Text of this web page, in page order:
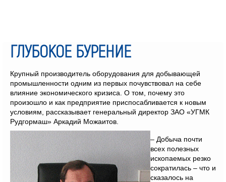
ГЛУБОКОЕ БУРЕНИЕ
Крупный производитель оборудования для добывающей
промышленности одним из первых почувствовал на себе
влияние экономического кризиса. О том, почему это
произошло и как предприятие приспосабливается к новым
условиям, рассказывает генеральный директор ЗАО «УГМК
Рудгормаш» Аркадий Можаитов.
– Добыча почти
всех полезных
ископаемых резко
сократилась – что и
сказалось на